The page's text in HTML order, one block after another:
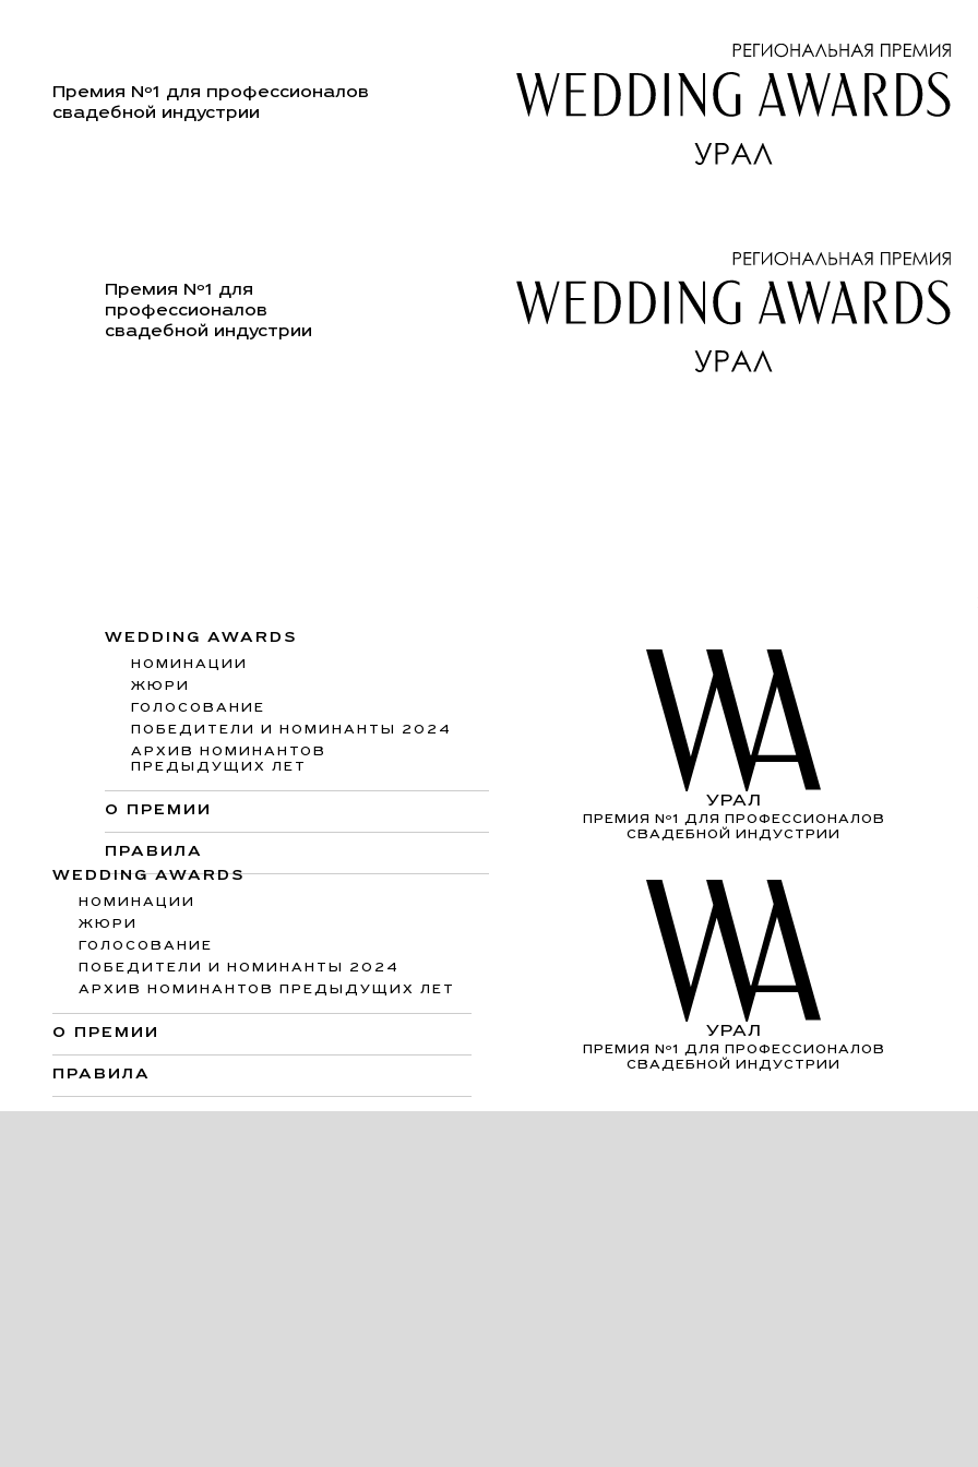
Премия Nº1 для профессионалов
свадебной индустрии
Премия Nº1 для
профессионалов
свадебной индустрии
WEDDING AWARDS
НОМИНАЦИИ
ЖЮРИ
ГОЛОСОВАНИЕ
ПОБЕДИТЕЛИ И НОМИНАНТЫ 2024
АРХИВ НОМИНАНТОВ
ПРЕДЫДУЩИХ ЛЕТ
О ПРЕМИИ
ПРАВИЛА
УРАЛ
ПРЕМИЯ Nº1 ДЛЯ ПРОФЕССИОНАЛОВ
СВАДЕБНОЙ ИНДУСТРИИ
WEDDING AWARDS
НОМИНАЦИИ
ЖЮРИ
ГОЛОСОВАНИЕ
ПОБЕДИТЕЛИ И НОМИНАНТЫ 2024
АРХИВ НОМИНАНТОВ ПРЕДЫДУЩИХ ЛЕТ
О ПРЕМИИ
ПРАВИЛА
УРАЛ
ПРЕМИЯ Nº1 ДЛЯ ПРОФЕССИОНАЛОВ
СВАДЕБНОЙ ИНДУСТРИИ